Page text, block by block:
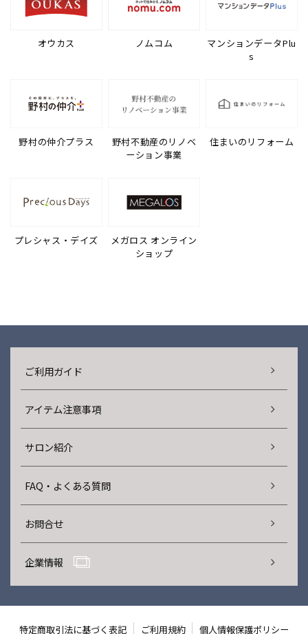
オウカス ノムコム
マンションデータPlu
s
野村の仲介プラス
野村不動産のリノベ
ーション事業
住まいのリフォーム
プレシャス・デイズ
メガロス オンライン
ショップ
ご利用ガイド
アイテム注意事項
サロン紹介
FAQ・よくある質問
お問合せ
企業情報
特定商取引法に基づく表記 ご利用規約 個人情報保護ポリシー